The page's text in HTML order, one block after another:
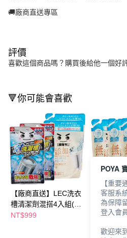
🚚廠商直送專區
評價
喜歡這個商品嗎？購買後給他一個好
🔻你可能會喜歡
【廠商直送】LEC洗衣
槽清潔劑混搭4入組(粉
劑120gX2入， 液體
NT$999
【廠商直
君洗衣槽
400gx3入
NT$755
POYA
【重要
客服系
為保障
登入會
歡迎來